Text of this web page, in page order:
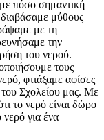
πόσο σημαντική
διαβάσαμε μύθους
με τη
την
του νερού.
τους
φτιάξαμε αφίσες
Σχολείου μας. Με
το νερό είναι δώρο
για ένα